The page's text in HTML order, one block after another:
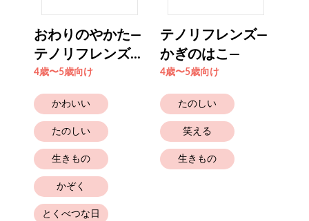
おわりのやかた―
テノリフレンズ...
4歳〜5歳向け
かわいい
たのしい
生きもの
かぞく
とくべつな日
テノリフレンズ―
かぎのはこ―
4歳〜5歳向け
たのしい
笑える
生きもの